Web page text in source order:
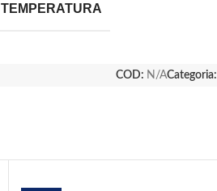
TEMPERATURA
COD: N/ACategoria: